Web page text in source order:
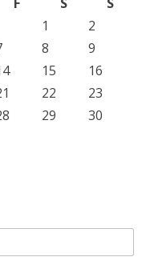
1
2
8
9
15
16
22
23
29
30